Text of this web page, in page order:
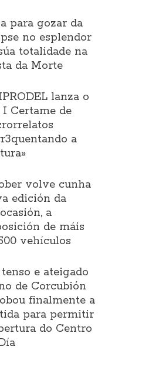
para gozar da
no esplendor
totalidade na
da Morte
lanza o
I Certame de
a
volve cunha
edición da
a
de máis
vehículos
e ateigado
de Corcubión
finalmente a
para permitir
do Centro